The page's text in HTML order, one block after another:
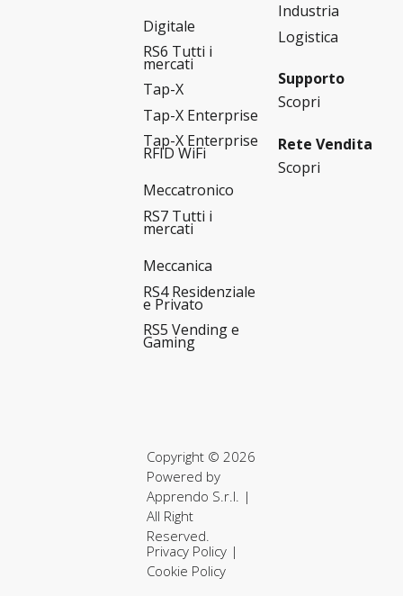
Digitale
RS6 Tutti i
mercati
Tap-X
Tap-X Enterprise
Tap-X Enterprise
RFID WiFi
Meccatronico
RS7 Tutti i
mercati
Meccanica
RS4 Residenziale
e Privato
RS5 Vending e
Gaming
Industria
Logistica
Supporto
Scopri
Rete Vendita
Scopri
Copyright © 2026
Powered by
Apprendo S.r.l. |
All Right
Reserved.
Privacy Policy|
Cookie Policy